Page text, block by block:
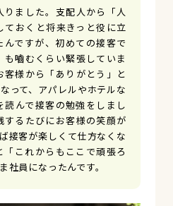
ました。支配人から「人
ておくと将来きっと役に立
ですが、初めての接客で
も嚙むくらい緊張していま
客様から「ありがとう」と
って、アパレルやホテルな
読んで接客の勉強をしまし
するたびにお客様の笑顔が
接客が楽しくて仕方なくな
「これからもここで頑張ろ
社員になったんです。